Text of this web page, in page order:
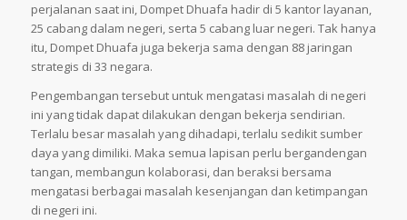
perjalanan saat ini, Dompet Dhuafa hadir di 5 kantor layanan,
25 cabang dalam negeri, serta 5 cabang luar negeri. Tak hanya
itu, Dompet Dhuafa juga bekerja sama dengan 88 jaringan
strategis di 33 negara.
Pengembangan tersebut untuk mengatasi masalah di negeri
ini yang tidak dapat dilakukan dengan bekerja sendirian.
Terlalu besar masalah yang dihadapi, terlalu sedikit sumber
daya yang dimiliki. Maka semua lapisan perlu bergandengan
tangan, membangun kolaborasi, dan beraksi bersama
mengatasi berbagai masalah kesenjangan dan ketimpangan
di negeri ini.